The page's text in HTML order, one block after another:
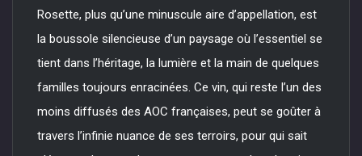
Rosette, plus qu’une minuscule aire d’appellation, est
la boussole silencieuse d’un paysage où l’essentiel se
tient dans l’héritage, la lumière et la main de quelques
familles toujours enracinées. Ce vin, qui reste l’un des
moins diffusés des AOC françaises, peut se goûter à
travers l’infinie nuance de ses terroirs, pour qui sait